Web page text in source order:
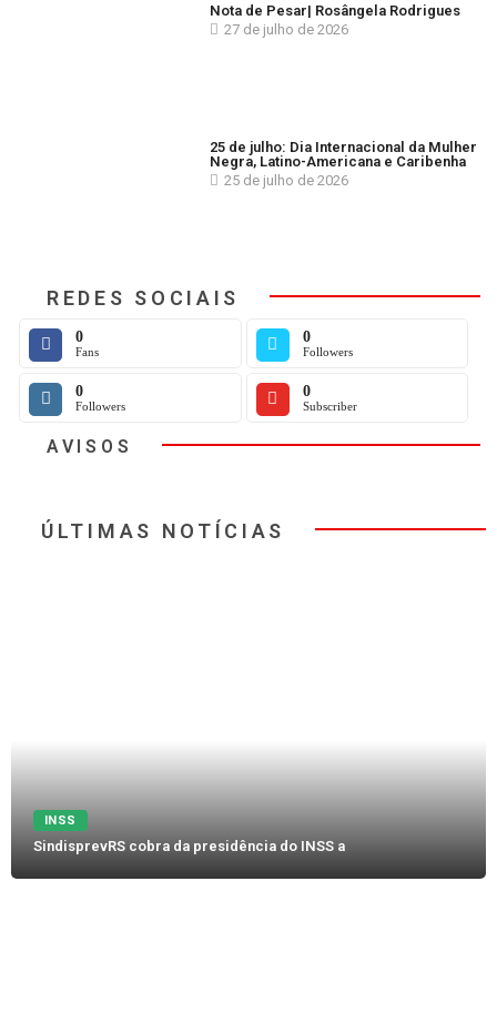
Nota de Pesar| Rosângela Rodrigues
27 de julho de 2026
25 de julho: Dia Internacional da Mulher
Negra, Latino-Americana e Caribenha
25 de julho de 2026
REDES SOCIAIS
0
Fans
0
Followers
0
Followers
0
Subscriber
AVISOS
ÚLTIMAS NOTÍCIAS
INSS
SindisprevRS cobra da presidência do INSS a